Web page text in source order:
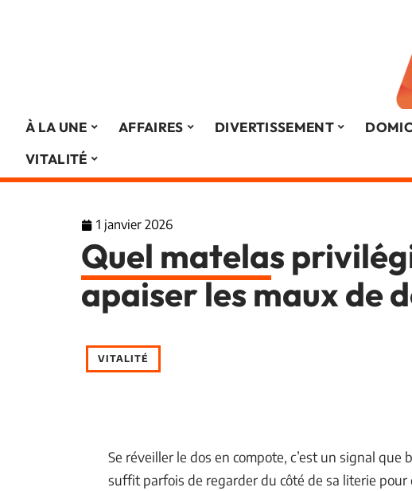
À LA UNE AFFAIRES DIVERTISSEMENT
VITALITÉ
1 janvier 2026
Quel matelas
apaiser les maux de
VITALITÉ
Se réveiller le dos en compote, c’est un signal
suffit parfois de regarder du côté de sa literie pour